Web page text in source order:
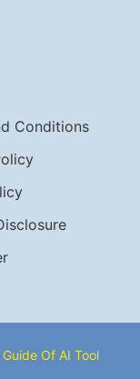
Conditions
Guide Of AI Tool